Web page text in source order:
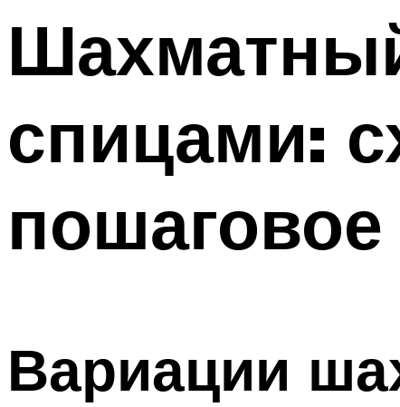
спицами:
Вариации